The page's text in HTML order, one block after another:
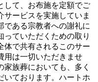
して、お布施を定額でご
サービスを実施していま
である宗教者への謝礼に
っていただくための取り
体で共有されるこのサー
用は一切いただきませ
族葬においても、多く
いております。ハートホ